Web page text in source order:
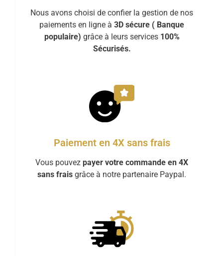
Nous avons choisi de confier la gestion de nos
paiements en ligne à 3D sécure ( Banque
populaire) grâce à leurs services 100%
Sécurisés.
Paiement en 4X sans frais
Vous pouvez payer votre commande en 4X
sans frais grâce à notre partenaire Paypal.